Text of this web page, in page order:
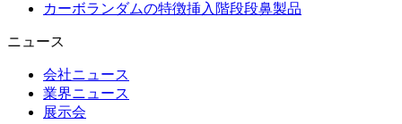
カーボランダムの特徴挿入階段段鼻製品
ニュース
会社ニュース
業界ニュース
展示会